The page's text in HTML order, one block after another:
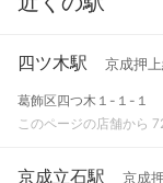
四ツ木駅 京成押
葛飾区四つ木１-１-１
このページの店舗から
京成立石駅 京成